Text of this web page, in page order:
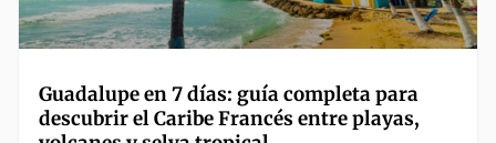
Guadalupe en 7 días: guía completa para
descubrir el Caribe Francés entre playas,